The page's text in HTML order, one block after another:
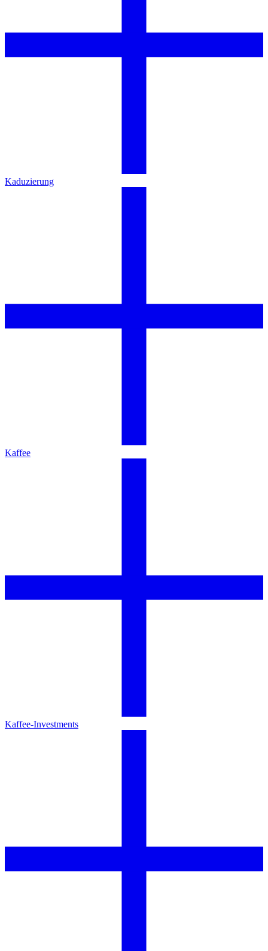
Kaduzierung
Kaffee
Kaffee-Investments